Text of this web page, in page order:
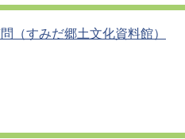
（すみだ郷土文化資料館）